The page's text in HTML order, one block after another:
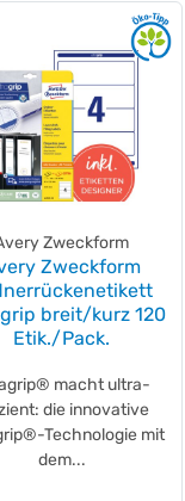
Zweckform
Zweckform
breit/kurz 120
Etik./Pack.
macht ultra-
die innovative
Technologie mit
dem...